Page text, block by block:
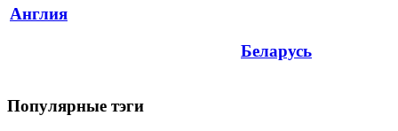
Англия
Беларусь
Популярные тэги